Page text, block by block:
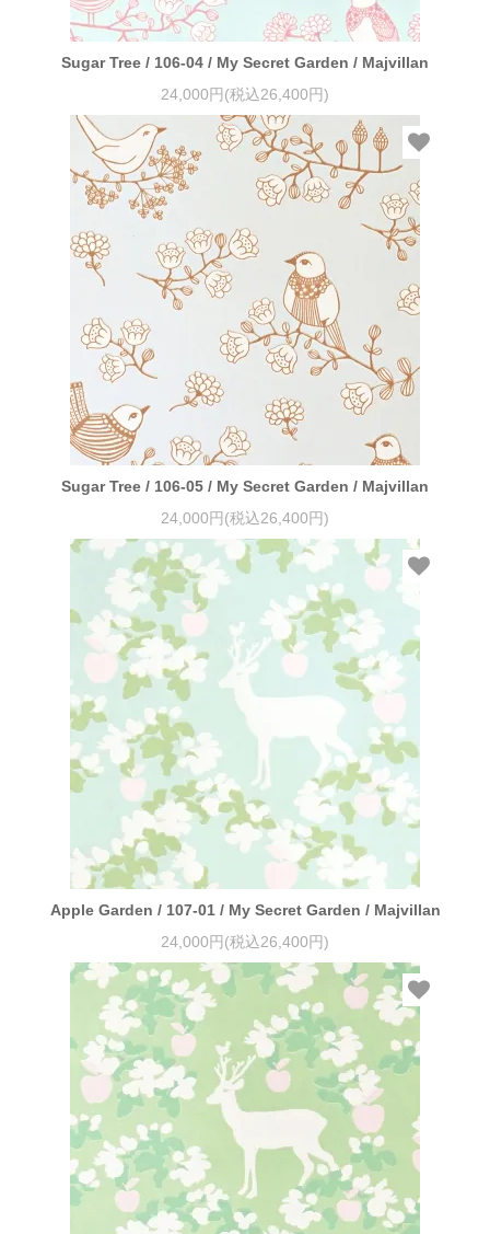
Sugar Tree / 106-04 / My Secret Garden / Majvillan
24,000円(税込26,400円)
Sugar Tree / 106-05 / My Secret Garden / Majvillan
24,000円(税込26,400円)
Apple Garden / 107-01 / My Secret Garden / Majvillan
24,000円(税込26,400円)